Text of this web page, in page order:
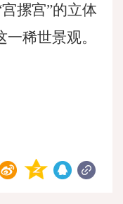
宫摞宫”的立体
稀世景观。